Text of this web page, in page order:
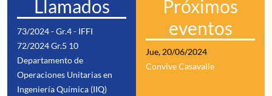
Llamados
73/2024 - Gr.4 - IFFI
72/2024 Gr.5 10
Departamento de
Operaciones Unitarias en
Ingeniería Química (IIQ)
Próximos
eventos
Jue, 20/06/2024
Convive Casavalle